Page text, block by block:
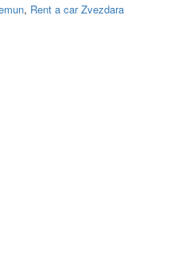
, Rent a car Zvezdara